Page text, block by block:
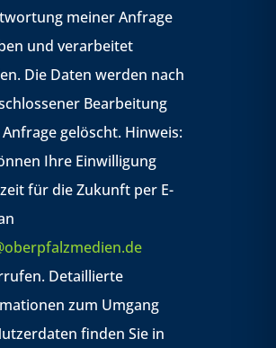
meiner Anfrage
und verarbeitet
Die Daten werden nach
Bearbeitung
gelöscht. Hinweis:
Ihre Einwilligung
für die Zukunft per E-
Detaillierte
zum Umgang
finden Sie in